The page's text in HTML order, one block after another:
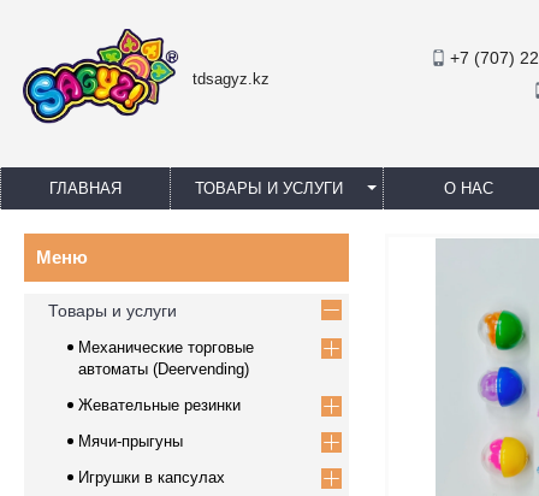
tdsagyz.kz
+7 (707)
ГЛАВНАЯ ТОВАРЫ И УСЛУГИ О НАС
Товары и услуги
Механические торговые
автоматы (Deervending)
Жевательные резинки
Мячи-прыгуны
Игрушки в капсулах